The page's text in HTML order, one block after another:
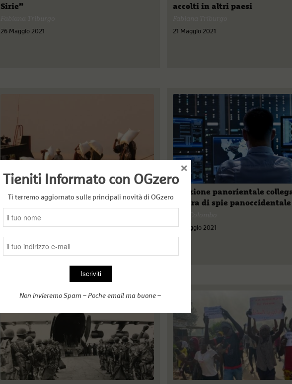
Sirie”
26 Maggio 2021
accolti in altri paesi
21 Maggio 2021
13 Maggio 2021
L’opzione panorientale
guerra di spie panoccidentale
10 Maggio 2021
Tieniti Informato con OGzero
Ti terremo aggiornato sulle principali novità di OGzero
Non invieremo Spam – Poche email ma buone –
×